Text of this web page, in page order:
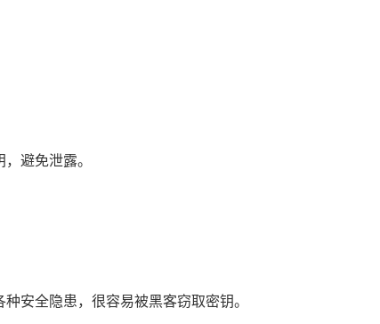
避免泄露。
安全隐患，很容易被黑客窃取密钥。